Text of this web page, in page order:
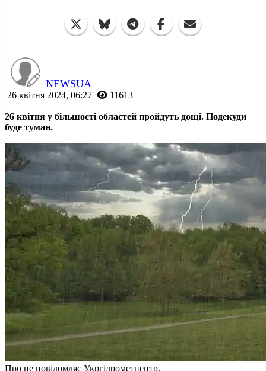
NEWSUA
26 квітня 2024, 06:27 11613
26 квітня у більшості областей пройдуть дощі. Подекуди
буде туман.
Про це повідомляє Укргідрометцентр.